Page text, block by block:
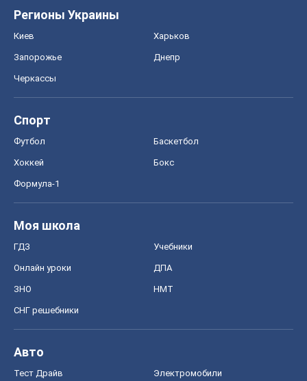
Регионы Украины
Киев Харьков
Запорожье Днепр
Черкассы
Спорт
Футбол Баскетбол
Хоккей Бокс
Формула-1
Моя школа
ГДЗ Учебники
Онлайн уроки ДПА
ЗНО НМТ
СНГ решебники
Авто
Тест Драйв Электромобили